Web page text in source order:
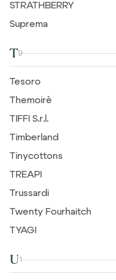
STRATHBERRY
Suprema
T9
Tesoro
Themoirè
TIFFI S.r.l.
Timberland
Tinycottons
TREAPI
Trussardi
Twenty Fourhaitch
TYAGI
U1